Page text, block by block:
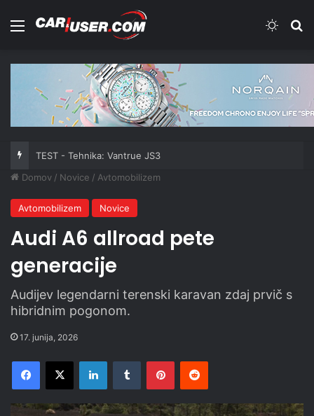
Meni
TEST - Tehnika: Vantrue JS3
Domov / Novice / Avtomobilizem
Avtomobilizem Novice
Audi A6 allroad pete
generacije
Audijev legendarni terenski karavan zdaj prvič s
hibridnim pogonom.
17. junija, 2026
Facebook
X LinkedInTumblr PinterestReddit